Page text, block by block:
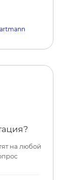
ВНИМАНИЕ
на любой